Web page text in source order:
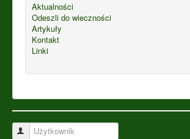
Aktualności
Odeszli do wieczności
Artykuły
Kontakt
Linki
Użytkownik